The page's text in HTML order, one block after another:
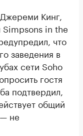
Кинг,
Simpsons in the
что
заведения в
сети Soho
гостя
подтвердил,
общий
не